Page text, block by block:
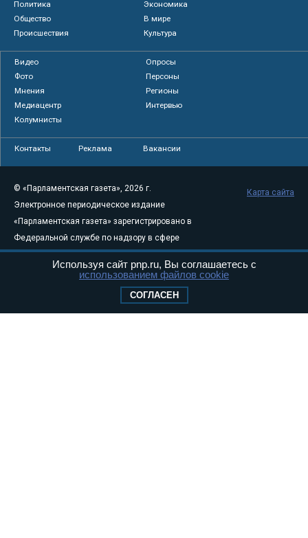
Политика
Экономика
Общество
В мире
Происшествия
Культура
Видео
Опросы
Фото
Персоны
Мнения
Регионы
Медиацентр
Интервью
Колумнисты
Контакты Реклама Вакансии
© «Парламентская газета», 2026 г.
Электронное периодическое издание
«Парламентская газета» зарегистрировано в
Федеральной службе по надзору в сфере
связи, информационных технологий и
массовых коммуникаций (Роскомнадзор) 05
Свидетельство о регистрации Эл № ФС77-
Карта сайта
Используя сайт pnp.ru, Вы соглашаетесь с
использованием файлов cookie
СОГЛАСЕН